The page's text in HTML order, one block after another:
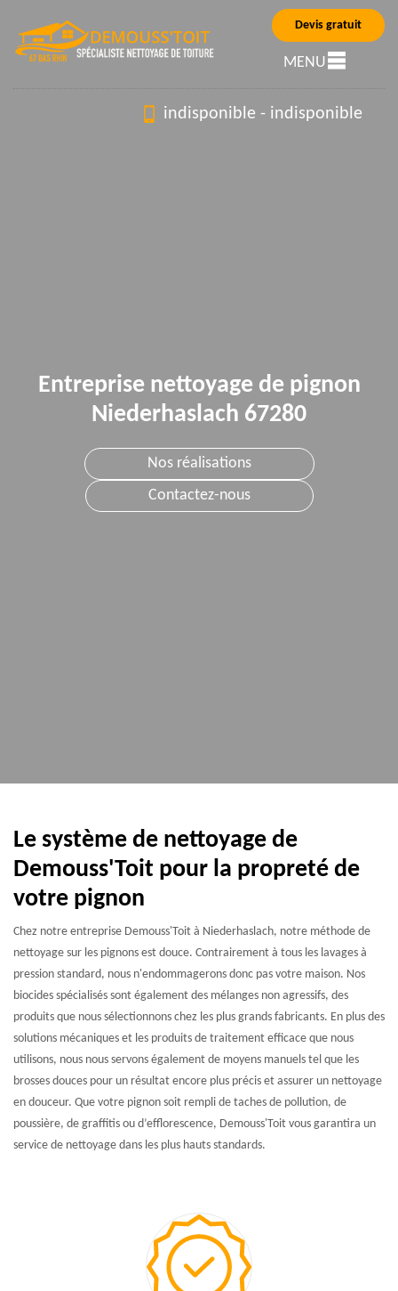
Devis gratuit
MENU
indisponible - indisponible
Entreprise nettoyage de pignon
Niederhaslach 67280
Nos réalisations
Contactez-nous
Le système de nettoyage de
Demouss'Toit pour la propreté de
votre pignon
Chez notre entreprise Demouss'Toit à Niederhaslach, notre méthode de
nettoyage sur les pignons est douce. Contrairement à tous les lavages à
pression standard, nous n'endommagerons donc pas votre maison. Nos
biocides spécialisés sont également des mélanges non agressifs, des
produits que nous sélectionnons chez les plus grands fabricants. En plus des
solutions mécaniques et les produits de traitement efficace que nous
utilisons, nous nous servons également de moyens manuels tel que les
brosses douces pour un résultat encore plus précis et assurer un nettoyage
en douceur. Que votre pignon soit rempli de taches de pollution, de
poussière, de graffitis ou d’efflorescence, Demouss'Toit vous garantira un
service de nettoyage dans les plus hauts standards.